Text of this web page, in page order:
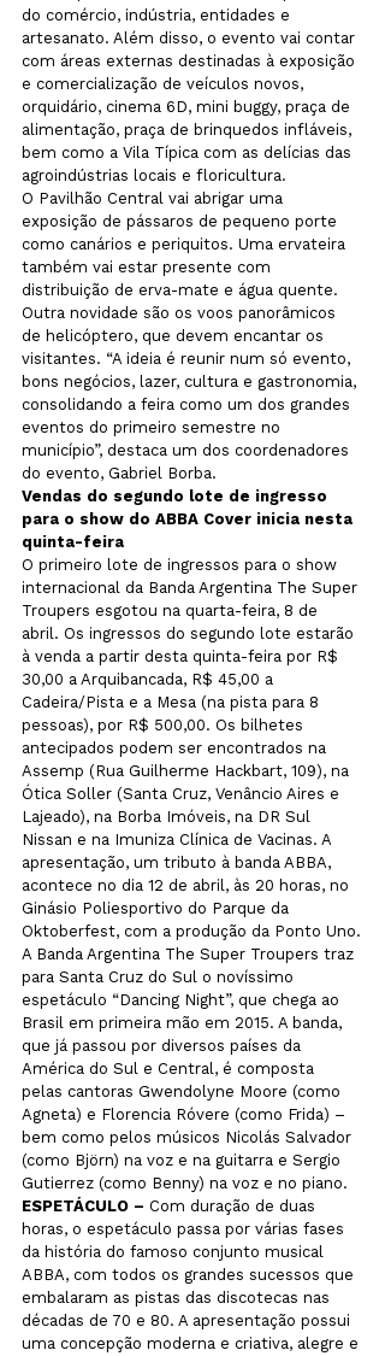
do comércio, indústria, entidades e
artesanato. Além disso, o evento vai contar
com áreas externas destinadas à exposição
e comercialização de veículos novos,
orquidário, cinema 6D, mini buggy, praça de
alimentação, praça de brinquedos infláveis,
bem como a Vila Típica com as delícias das
agroindústrias locais e floricultura.
O Pavilhão Central vai abrigar uma
exposição de pássaros de pequeno porte
como canários e periquitos. Uma ervateira
também vai estar presente com
distribuição de erva-mate e água quente.
Outra novidade são os voos panorâmicos
de helicóptero, que devem encantar os
visitantes. “A ideia é reunir num só evento,
bons negócios, lazer, cultura e gastronomia,
consolidando a feira como um dos grandes
eventos do primeiro semestre no
município”, destaca um dos coordenadores
do evento, Gabriel Borba.
Vendas do segundo lote de ingresso
para o show do ABBA Cover inicia nesta
quinta-feira
O primeiro lote de ingressos para o show
internacional da Banda Argentina The Super
Troupers esgotou na quarta-feira, 8 de
abril. Os ingressos do segundo lote estarão
à venda a partir desta quinta-feira por R$
30,00 a Arquibancada, R$ 45,00 a
Cadeira/Pista e a Mesa (na pista para 8
pessoas), por R$ 500,00. Os bilhetes
antecipados podem ser encontrados na
Assemp (Rua Guilherme Hackbart, 109), na
Ótica Soller (Santa Cruz, Venâncio Aires e
Lajeado), na Borba Imóveis, na DR Sul
Nissan e na Imuniza Clínica de Vacinas. A
apresentação, um tributo à banda ABBA,
acontece no dia 12 de abril, às 20 horas, no
Ginásio Poliesportivo do Parque da
Oktoberfest, com a produção da Ponto Uno.
A Banda Argentina The Super Troupers traz
para Santa Cruz do Sul o novíssimo
espetáculo “Dancing Night”, que chega ao
Brasil em primeira mão em 2015. A banda,
que já passou por diversos países da
América do Sul e Central, é composta
pelas cantoras Gwendolyne Moore (como
Agneta) e Florencia Róvere (como Frida) –
bem como pelos músicos Nicolás Salvador
(como Björn) na voz e na guitarra e Sergio
Gutierrez (como Benny) na voz e no piano.
ESPETÁCULO – Com duração de duas
horas, o espetáculo passa por várias fases
da história do famoso conjunto musical
ABBA, com todos os grandes sucessos que
embalaram as pistas das discotecas nas
décadas de 70 e 80. A apresentação possui
uma concepção moderna e criativa, alegre e